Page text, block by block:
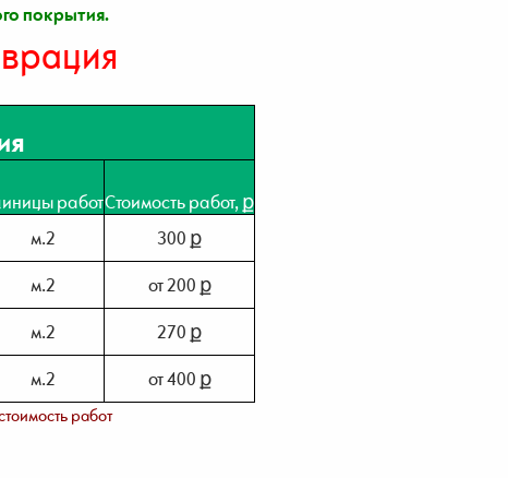
покрытия.
работСтоимость работ, ք
м.2
300 ք
м.2
от 200 ք
м.2
270 ք
м.2 от 400 ք
работ